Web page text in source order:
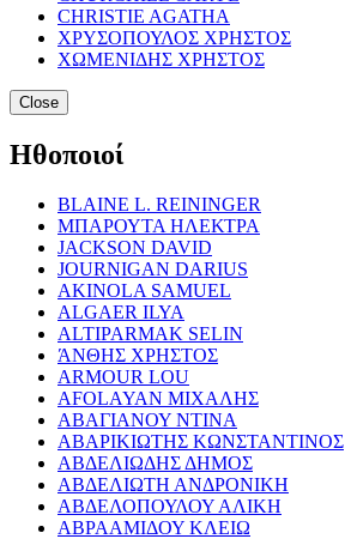
CHRISTIE AGATHA
ΧΡΥΣΟΠΟΥΛΟΣ ΧΡΗΣΤΟΣ
ΧΩΜΕΝΙΔΗΣ ΧΡΗΣΤΟΣ
Close
Ηθοποιοί
BLAINE L. REININGER
ΜΠΑΡΟΥΤΑ ΗΛΕΚΤΡΑ
JACKSON DAVID
JOURNIGAN DARIUS
AKINOLA SAMUEL
ALGAER ILYA
ALTIPARMAK SELIN
ΆΝΘΗΣ ΧΡΗΣΤΟΣ
ARMOUR LOU
AFOLAYAN ΜΙΧΑΛΗΣ
ΑΒΑΓΙΑΝΟΥ ΝΤΙΝΑ
ΑΒΑΡΙΚΙΩΤΗΣ ΚΩΝΣΤΑΝΤΙΝΟΣ
ΑΒΔΕΛΙΩΔΗΣ ΔΗΜΟΣ
ΑΒΔΕΛΙΩΤΗ ΑΝΔΡΟΝΙΚΗ
ΑΒΔΕΛΟΠΟΥΛΟΥ ΑΛΙΚΗ
ΑΒΡΑΑΜΙΔΟΥ ΚΛΕΙΩ